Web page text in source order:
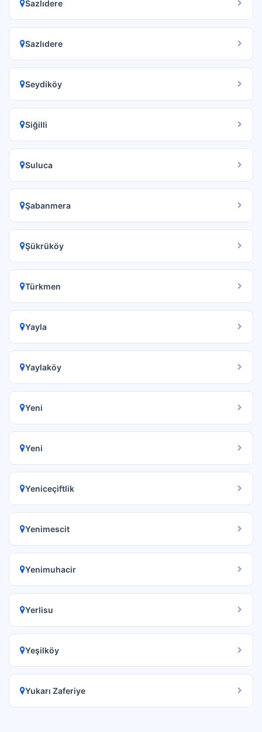
Sazlıdere
Sazlıdere
Seydiköy
Siğilli
Suluca
Şabanmera
Şükrüköy
Türkmen
Yayla
Yaylaköy
Yeni
Yeni
Yeniceçiftlik
Yenimescit
Yenimuhacir
Yerlisu
Yeşilköy
Yukarı Zaferiye